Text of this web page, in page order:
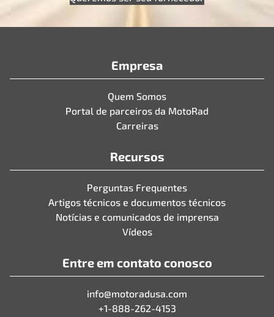
Empresa
Quem Somos
Portal de parceiros da MotoRad
Carreiras
Recursos
Perguntas Frequentes
Artigos técnicos e documentos técnicos
Notícias e comunicados de imprensa
Vídeos
Entre em contato conosco
info@motoradusa.com
+1-888-262-4153